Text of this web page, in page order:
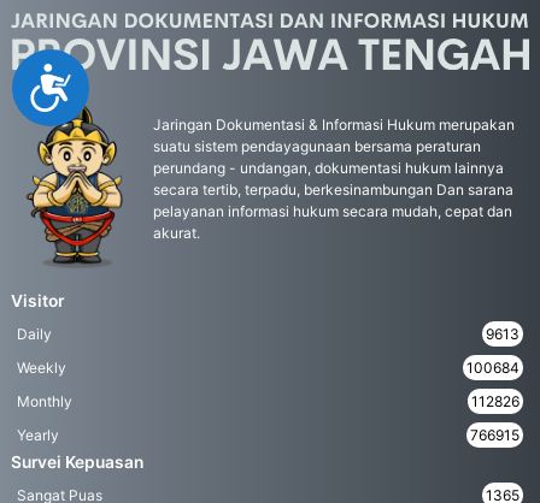
Accessibility
Jaringan Dokumentasi & Informasi Hukum merupakan
suatu sistem pendayagunaan bersama peraturan
perundang - undangan, dokumentasi hukum lainnya
secara tertib, terpadu, berkesinambungan Dan sarana
pelayanan informasi hukum secara mudah, cepat dan
akurat.
Visitor
Daily
9613
Weekly
100684
Monthly
112826
Yearly
766915
Survei Kepuasan
Sangat Puas 1365